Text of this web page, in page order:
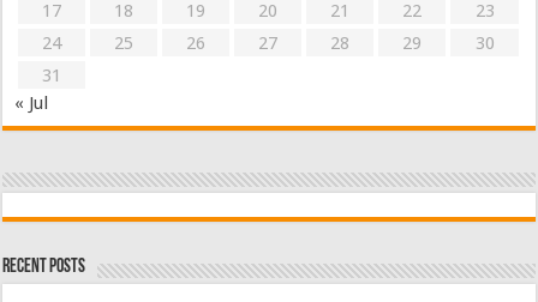
17
18 19 20 21 22
23
24
25 26 27 28 29
30
31
« Jul
Recent Posts